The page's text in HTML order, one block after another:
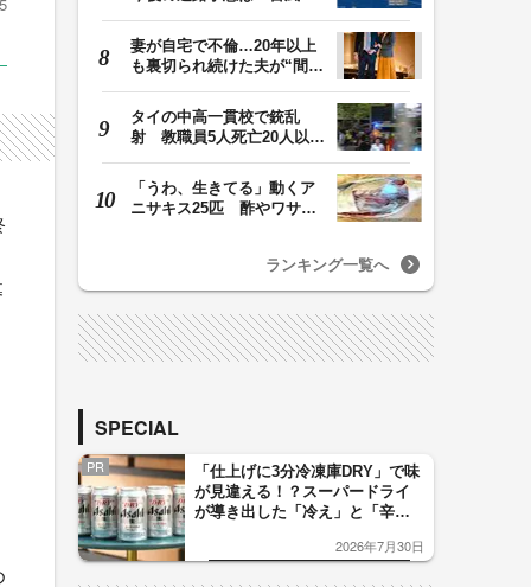
妻が自宅で不倫…20年以上
も裏切られ続けた夫が“間
タイの中高一貫校で銃乱
射 教職員5人死亡20人以上
「うわ、生きてる」動くア
ニサキス25匹 酢やワサビ
ランキング一覧へ
SPECIAL
PR
「仕上げに3分冷凍庫DRY」で味
が見違える！？スーパードライ
が導き出した「冷え」と「辛
した「辛口カーブ」が飲み頃の
2026年7月30日